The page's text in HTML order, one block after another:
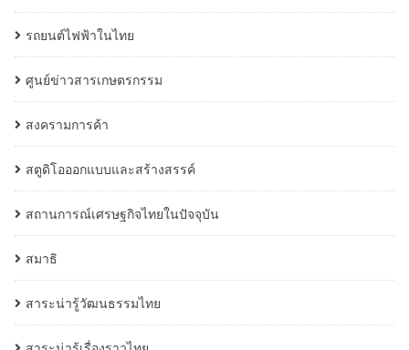
รถยนต์ไฟฟ้าในไทย
ศูนย์ข่าวสารเกษตรกรรม
สงครามการค้า
สตูดิโอออกแบบและสร้างสรรค์
สถานการณ์เศรษฐกิจไทยในปัจจุบัน
สมาธิ
สาระน่ารู้วัฒนธรรมไทย